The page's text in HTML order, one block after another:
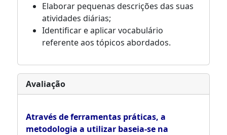
Elaborar pequenas descrições das suas
atividades diárias;
Identificar e aplicar vocabulário
referente aos tópicos abordados.
Avaliação
Através de ferramentas práticas, a
metodologia a utilizar baseia-se na